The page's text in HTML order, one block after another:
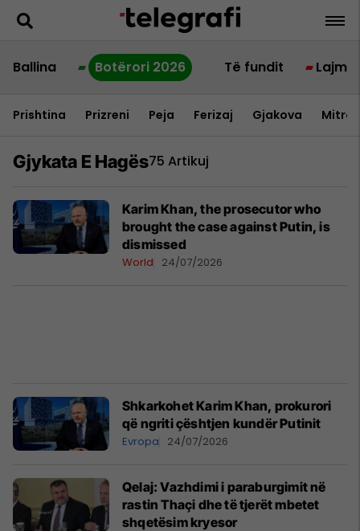
Ballina Botërori 2026 Të fundit Lajme
Prishtina Prizreni Peja Ferizaj Gjakova
Gjykata E Hagës75 Artikuj
Karim Khan, the prosecutor who
brought the case against Putin, is
dismissed
World 24/07/2026
Shkarkohet Karim Khan, prokurori
që ngriti çështjen kundër Putinit
Evropa 24/07/2026
​Qelaj: Vazhdimi i paraburgimit në
rastin Thaçi dhe të tjerët mbetet
shqetësim kryesor